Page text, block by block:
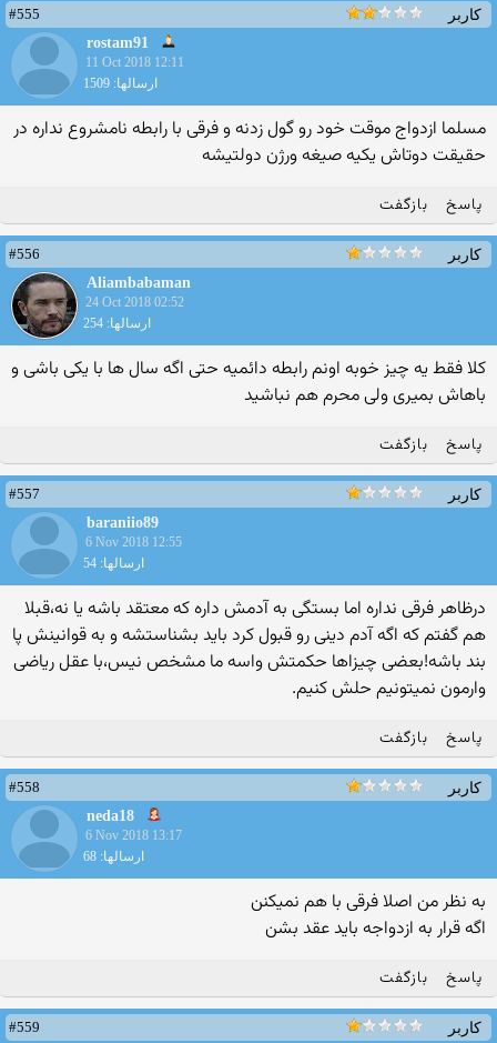
کاربر
#555
rostam91
11 Oct 2018 12:11
ارسالها: 1509
مسلما ازدواج موقت خود رو گول زدنه و فرقی با رابطه نامشروع نداره در
حقیقت دوتاش یکیه صیغه ورژن دولتیشه
پاسخ بازگفت
کاربر
#556
Aliambabaman
24 Oct 2018 02:52
ارسالها: 254
کلا فقط یه چیز خوبه اونم رابطه دائمیه حتی اگه سال ها با یکی باشی و
باهاش بمیری ولی محرم هم نباشید
پاسخ بازگفت
کاربر
#557
baraniio89
6 Nov 2018 12:55
ارسالها: 54
درظاهر فرقی نداره اما بستگی به آدمش داره که معتقد باشه یا نه،قبلا
هم گفتم که اگه آدم دینی رو قبول کرد باید بشناستشه و به قوانینش پا
بند باشه!بعضی چیزاها حکمتش واسه ما مشخص نیس،با عقل ریاضی
وارمون نمیتونیم حلش کنیم.
پاسخ بازگفت
کاربر
#558
neda18
6 Nov 2018 13:17
ارسالها: 68
به نظر من اصلا فرقی با هم نمیکنن
اگه قرار به ازدواجه باید عقد بشن
پاسخ بازگفت
کاربر
#559